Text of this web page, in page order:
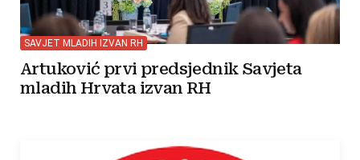
SAVJET MLADIH IZVAN RH
Artuković prvi predsjednik Savjeta
mladih Hrvata izvan RH